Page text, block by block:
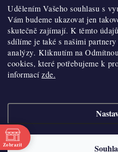
Udělením Vašeho souhlasu s
Vám budeme ukazovat jen
skutečně zajímají. K těmto
sdílíme je také s našimi
analýzy. Kliknutím na
cookies, které potřebujeme k
informacízde.
Obchodní podmínky
Hodnocení obchodu
Blog
Moje objednávka
Historie
Kontakty
O nákupu
Reklamace a vratky
Výdejní místa
Velkoobchod
Vytvořil
Copyright 2026
Zobrazit